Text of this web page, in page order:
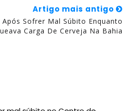
Artigo mais antigo
Sofrer Mal Súbito Enquanto
Carga De Cerveja Na Bahia